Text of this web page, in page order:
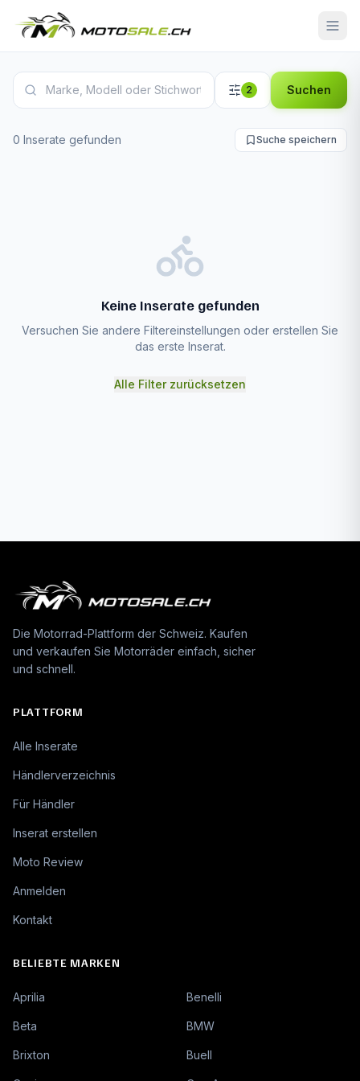
Kawasaki Z650 Inserate
2 Suchen
0 Inserate gefunden Suche speichern
Keine Inserate gefunden
Versuchen Sie andere Filtereinstellungen oder erstellen Sie
das erste Inserat.
Alle Filter zurücksetzen
Die Motorrad-Plattform der Schweiz. Kaufen
und verkaufen Sie Motorräder einfach, sicher
und schnell.
PLATTFORM
Alle Inserate
Händlerverzeichnis
Für Händler
Inserat erstellen
Moto Review
Anmelden
Kontakt
BELIEBTE MARKEN
Aprilia Benelli
Beta BMW
Brixton Buell